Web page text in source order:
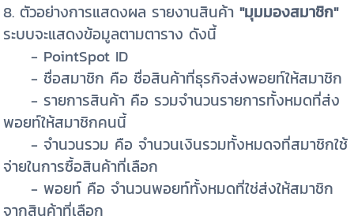
8. ตัวอย่างการแสดงผล รายงานสินค้า"มุมมองสมาชิก"
ระบบจะแสดงข้อมูลตามตาราง ดังนี้
- PointSpot ID
- ชื่อสมาชิก คือ ชื่อสินค้าที่ธุรกิจส่งพอยท์ให้สมาชิก
- รายการสินค้า คือ รวมจำนวนรายการทั้งหมดที่ส่ง
พอยท์ให้สมาชิกคนนี้
- จำนวนรวม คือ จำนวนเงินรวมทั้งหมดจที่สมาชิกใช้
จ่ายในการซื้อสินค้าที่เลือก
- พอยท์ คือ จำนวนพอยท์ทั้งหมดที่ใช่ส่งให้สมาชิก
จากสินค้าที่เลือก